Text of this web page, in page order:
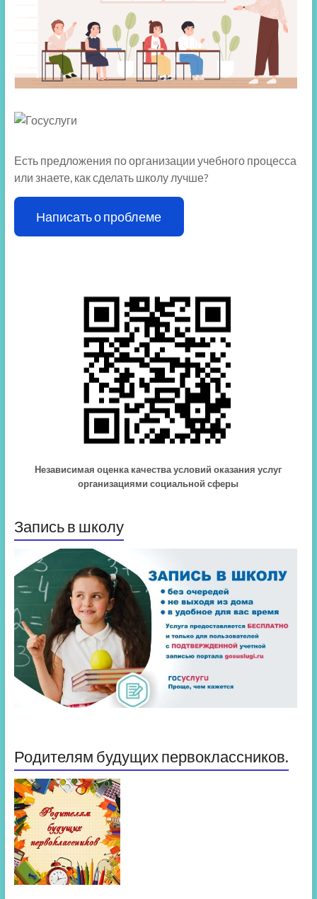
Есть предложения по организации учебного процесса
или знаете, как сделать школу лучше?
Написать о проблеме
Независимая оценка качества условий оказания услуг
организациями социальной сферы
Запись в школу
Родителям будущих первоклассников.